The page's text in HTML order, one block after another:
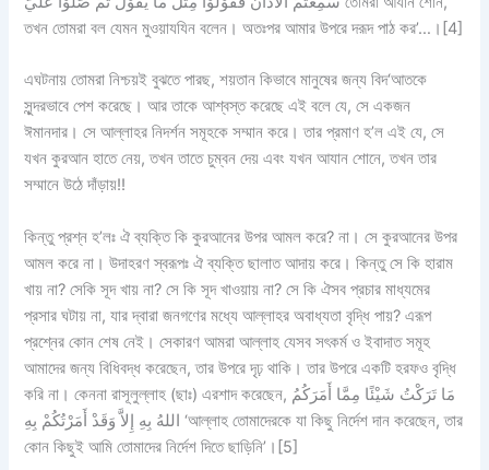
তখন তোমরা বল যেমন মুওয়াযযিন বলেন। অতঃপর আমার উপরে দরূদ পাঠ কর’…।[4]
এঘটনায় তোমরা নিশ্চয়ই বুঝতে পারছ, শয়তান কিভাবে মানুষের জন্য বিদ‘আতকে
সুন্দরভাবে পেশ করেছে। আর তাকে আশ্বস্ত করেছে এই বলে যে, সে একজন
ঈমানদার। সে আল্লাহর নিদর্শন সমূহকে সম্মান করে। তার প্রমাণ হ’ল এই যে, সে
যখন কুরআন হাতে নেয়, তখন তাতে চুম্বন দেয় এবং যখন আযান শোনে, তখন তার
সম্মানে উঠে দাঁড়ায়!!
কিন্তু প্রশ্ন হ’লঃ ঐ ব্যক্তি কি কুরআনের উপর আমল করে? না। সে কুরআনের উপর
আমল করে না। উদাহরণ স্বরূপঃ ঐ ব্যক্তি ছালাত আদায় করে। কিন্তু সে কি হারাম
খায় না? সেকি সূদ খায় না? সে কি সূদ খাওয়ায় না? সে কি ঐসব প্রচার মাধ্যমের
প্রসার ঘটায় না, যার দ্বারা জনগণের মধ্যে আল্লাহর অবাধ্যতা বৃদ্ধি পায়? এরূপ
প্রশ্নের কোন শেষ নেই। সেকারণ আমরা আল্লাহ যেসব সৎকর্ম ও ইবাদাত সমূহ
আমাদের জন্য বিধিবদ্ধ করেছেন, তার উপরে দৃঢ় থাকি। তার উপরে একটি হরফও বৃদ্ধি
করি না। কেননা রাসূলুল্লাহ (ছাঃ) এরশাদ করেছেন, مَا تَرَكْتُ شَيْئًا مِمَّا أَمَرَكُمُ
اللهُ بِهِ إِلاَّ وَقَدْ أَمَرْتُكُمْ بِهِ ‘আল্লাহ তোমাদেরকে যা কিছু নির্দেশ দান করেছেন, তার
কোন কিছুই আমি তোমাদের নির্দেশ দিতে ছাড়িনি’।[5]